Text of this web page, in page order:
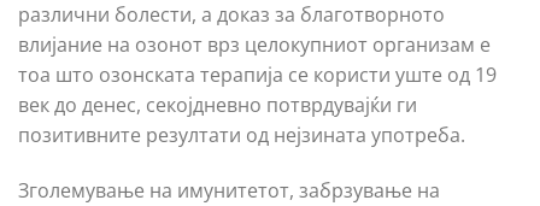
различни болести, а доказ за благотворното
влијание на озонот врз целокупниот организам е
тоа што озонската терапија се користи уште од 19
век до денес, секојдневно потврдувајќи ги
позитивните резултати од нејзината употреба.
Зголемување на имунитетот, забрзување на